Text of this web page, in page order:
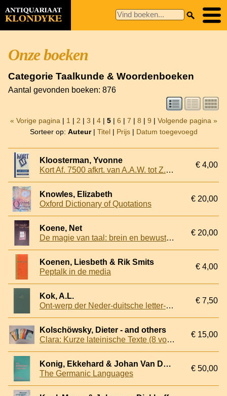
Onze boeken
Categorie Taalkunde & Woordenboeken
Aantal gevonden boeken: 876
« Vorige pagina | 1 | 2 | 3 | 4| 5| 6 | 7 | 8 | 9 | Volgende pagina »
Sorteer op: Auteur| Titel| Prijs| Datum toegevoegd
Kloosterman, Yvonne
Kort Af. 7500 afkrt. van A.A.W. tot Z.IJ.P.
€ 4,00
Knowles, Elizabeth
Oxford Dictionary of Quotations
€ 20,00
Koene, Net
De magie van taal: brein en bewustzijn, wijzelf en de Ander, taal en werkelijkheid
€ 20,00
Koenen, Liesbeth & Rik Smits
Peptalk in de media
€ 4,00
Kok, A.L.
Ont-werp der Neder-duitsche letter-konst
€ 7,50
Kolschöwsky, Dieter - and others
Clara: Kurze lateinische Texte (8 volumes)
€ 15,00
Konig, Ekkehard & Johan Van Der Auwera
The Germanic Languages
€ 50,00